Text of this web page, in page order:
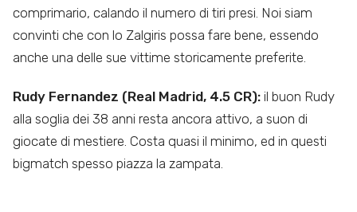
comprimario, calando il numero di tiri presi. Noi siam
convinti che con lo Zalgiris possa fare bene, essendo
anche una delle sue vittime storicamente preferite.
Rudy Fernandez (Real Madrid, 4.5 CR): il buon Rudy
alla soglia dei 38 anni resta ancora attivo, a suon di
giocate di mestiere. Costa quasi il minimo, ed in questi
bigmatch spesso piazza la zampata.